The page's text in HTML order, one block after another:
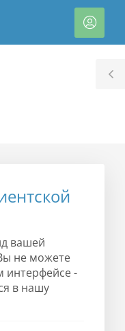
вашей
не можете
интерфейсе -
в нашу